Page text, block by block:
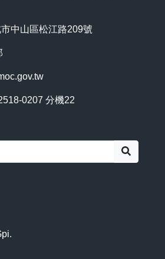
中山區松江路209號
0207 分機22